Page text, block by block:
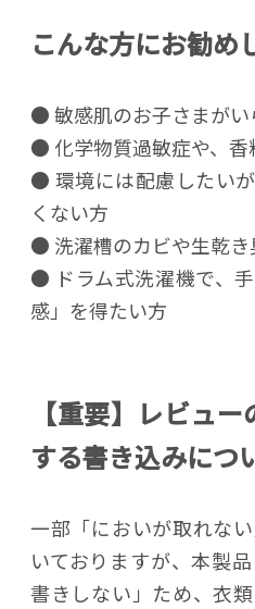
こんな方にお勧め
● 敏感肌のお子さまがい
● 化学物質過敏症や、香
● 環境には配慮したい
くない方
● 洗濯槽のカビや生乾
● ドラム式洗濯機で、
感」を得たい方
【重要】レビュ
する書き込みにつ
一部「においが取れな
いておりますが、本製
書きしない」ため、衣